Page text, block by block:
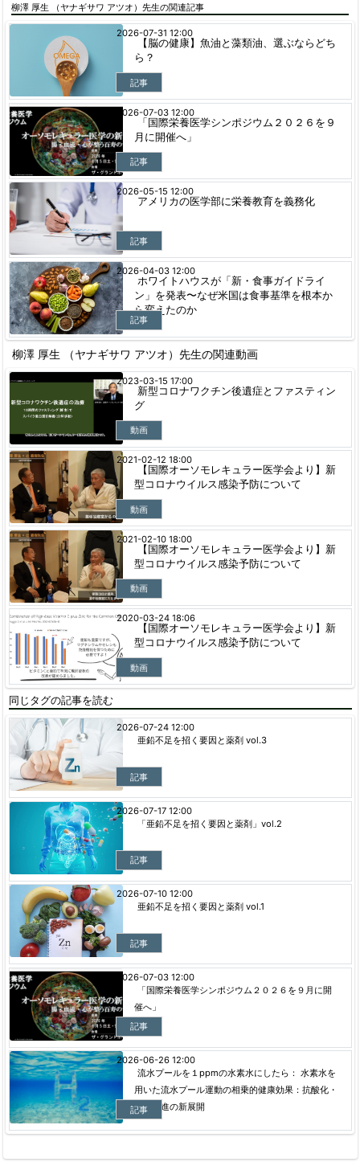
柳澤 厚生 （ヤナギサワ アツオ）先生の関連記事
【脳の健康】魚油と藻類油、選ぶならどち
ら？
記事
2026-07-31 12:00
「国際栄養医学シンポジウム２０２６を９
月に開催へ」
記事
2026-07-03 12:00
アメリカの医学部に栄養教育を義務化
記事
2026-05-15 12:00
ホワイトハウスが「新・食事ガイドライ
ン」を発表〜なぜ米国は食事基準を根本か
ら変えたのか
記事
2026-04-03 12:00
柳澤 厚生 （ヤナギサワ アツオ）先生の関連動画
新型コロナワクチン後遺症とファスティン
グ
動画
2023-03-15 17:00
【国際オーソモレキュラー医学会より】新
型コロナウイルス感染予防について
動画
2021-02-12 18:00
【国際オーソモレキュラー医学会より】新
型コロナウイルス感染予防について
動画
2021-02-10 18:00
【国際オーソモレキュラー医学会より】新
型コロナウイルス感染予防について
動画
2020-03-24 18:06
同じタグの記事を読む
亜鉛不足を招く要因と薬剤 vol.3
記事
2026-07-24 12:00
「亜鉛不足を招く要因と薬剤」vol.2
記事
2026-07-17 12:00
亜鉛不足を招く要因と薬剤 vol.1
記事
2026-07-10 12:00
「国際栄養医学シンポジウム２０２６を９月に開
催へ」
記事
2026-07-03 12:00
流水プールを１ppmの水素水にしたら： 水素水を
用いた流水プール運動の相乗的健康効果：抗酸化・
代謝促進の新展開
記事
2026-06-26 12:00